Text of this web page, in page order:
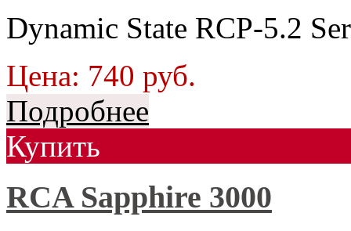
Dynamic State RCP-5.2
Цена: 740 руб.
Подробнее
Купить
RCA Sapphire 3000